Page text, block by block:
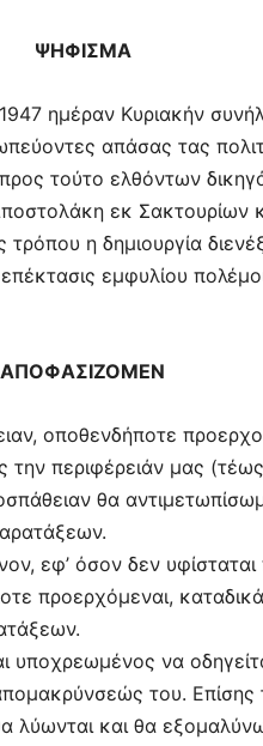
ΨΗΦΙΣΜΑ
ημέραν Κυριακήν
απάσας τας
τούτο ελθόντων
εκ Σακτουρίων
η δημιουργία
εμφυλίου
ΑΠΟΦΑΣΙΖΟΜΕΝ
οποθενδήποτε
την περιφέρειάν μας
θα
εφ’ όσον δεν
προερχόμεναι,
υποχρεωμένος να
του.
λύωνται και θα